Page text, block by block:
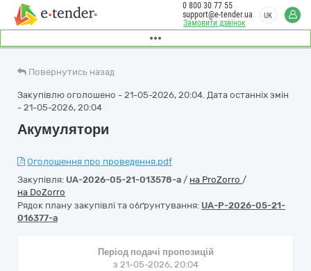
Замовити дзвінок
0 800 30 77 55
support@e-tender.ua
UK
Повернутись назад
Закупівлю оголошено - 21-05-2026, 20:04. Дата останніх змін
- 21-05-2026, 20:04
Акумулятори
Оголошення про проведення.pdf
Закупівля: UA-2026-05-21-013578-a / на ProZorro /
на DoZorro
Рядок плану закупівлі та обґрунтування: UA-P-2026-05-21-
016377-a
Період подачі пропозицій
з 21-05-2026, 20:04